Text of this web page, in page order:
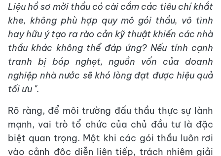
Liệu hồ sơ mời thầu có cài cắm các tiêu chí khắt
khe, không phù hợp quy mô gói thầu, vô tình
hay hữu ý tạo ra rào cản kỹ thuật khiến các nhà
thầu khác không thể đáp ứng? Nếu tính cạnh
tranh bị bóp nghẹt, nguồn vốn của doanh
nghiệp nhà nước sẽ khó lòng đạt được hiệu quả
tối ưu ".
Rõ ràng, để môi trường đấu thầu thực sự lành
mạnh, vai trò tổ chức của chủ đầu tư là đặc
biệt quan trọng. Một khi các gói thầu luôn rơi
vào cảnh độc diễn liên tiếp, trách nhiệm giải